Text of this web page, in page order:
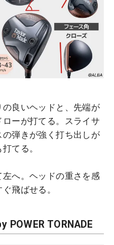
良いヘッドと、先端が
ーが打てる。スライサ
弾きが強く打ち出しが
てる。
へ。ヘッドの重さを感
飛ばせる。
POWER TORNADE